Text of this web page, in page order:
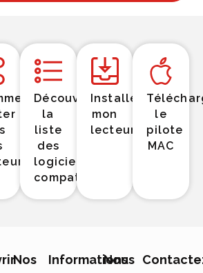
Découvrir
la
liste
des
logiciels
compatibles
Installer
mon
lecteur
le
pilote
MAC
Nos
Informations
Nous